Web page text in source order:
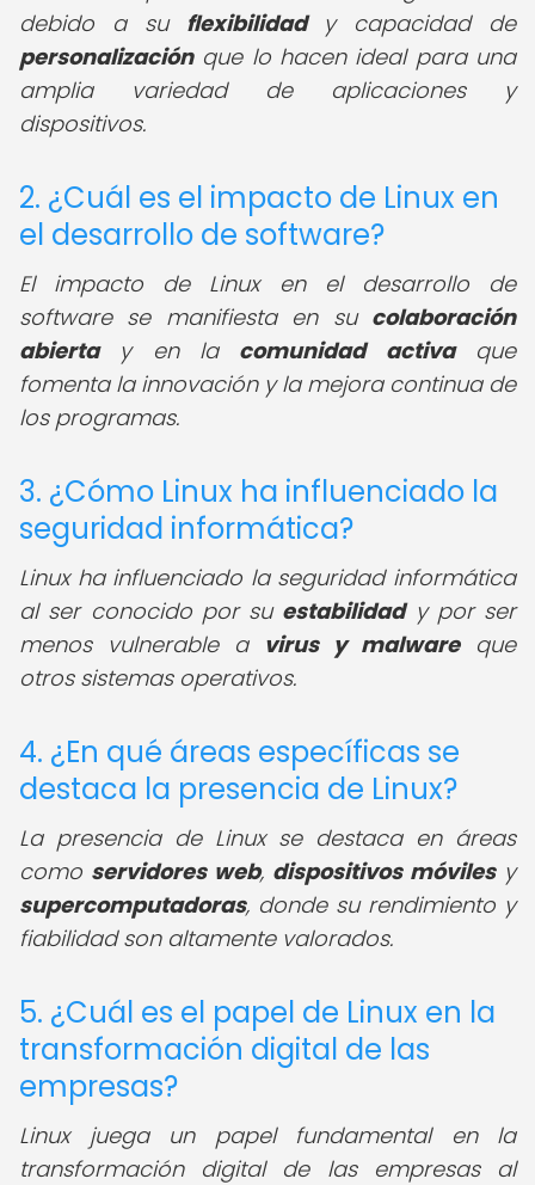
debido a su flexibilidady capacidad de
personalizaciónque lo hacen ideal para una
amplia variedad de aplicaciones y
dispositivos.
2. ¿Cuál es el impacto de Linux en
el desarrollo de software?
El impacto de Linux en el desarrollo de
software se manifiesta en su colaboración
abiertay en la comunidad activaque
fomenta la innovación y la mejora continua de
los programas.
3. ¿Cómo Linux ha influenciado la
seguridad informática?
Linux ha influenciado la seguridad informática
al ser conocido por su estabilidady por ser
menos vulnerable a virus y malwareque
otros sistemas operativos.
4. ¿En qué áreas específicas se
destaca la presencia de Linux?
La presencia de Linux se destaca en áreas
como servidores web, dispositivos móvilesy
supercomputadoras, donde su rendimiento y
fiabilidad son altamente valorados.
5. ¿Cuál es el papel de Linux en la
transformación digital de las
empresas?
Linux juega un papel fundamental en la
transformación digital de las empresas al